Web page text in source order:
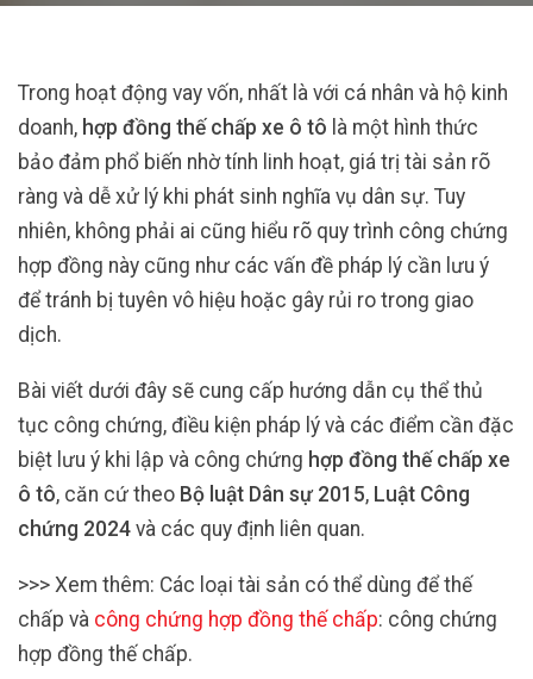
Trong hoạt động vay vốn, nhất là với cá nhân và hộ kinh
doanh, hợp đồng thế chấp xe ô tô là một hình thức
bảo đảm phổ biến nhờ tính linh hoạt, giá trị tài sản rõ
ràng và dễ xử lý khi phát sinh nghĩa vụ dân sự. Tuy
nhiên, không phải ai cũng hiểu rõ quy trình công chứng
hợp đồng này cũng như các vấn đề pháp lý cần lưu ý
để tránh bị tuyên vô hiệu hoặc gây rủi ro trong giao
dịch.
Bài viết dưới đây sẽ cung cấp hướng dẫn cụ thể thủ
tục công chứng, điều kiện pháp lý và các điểm cần đặc
biệt lưu ý khi lập và công chứng hợp đồng thế chấp xe
ô tô, căn cứ theo Bộ luật Dân sự 2015, Luật Công
chứng 2024 và các quy định liên quan.
>>> Xem thêm: Các loại tài sản có thể dùng để thế
chấp và công chứng hợp đồng thế chấp: công chứng
hợp đồng thế chấp.